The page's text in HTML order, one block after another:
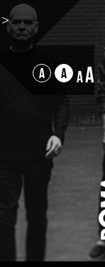
>
A A AA